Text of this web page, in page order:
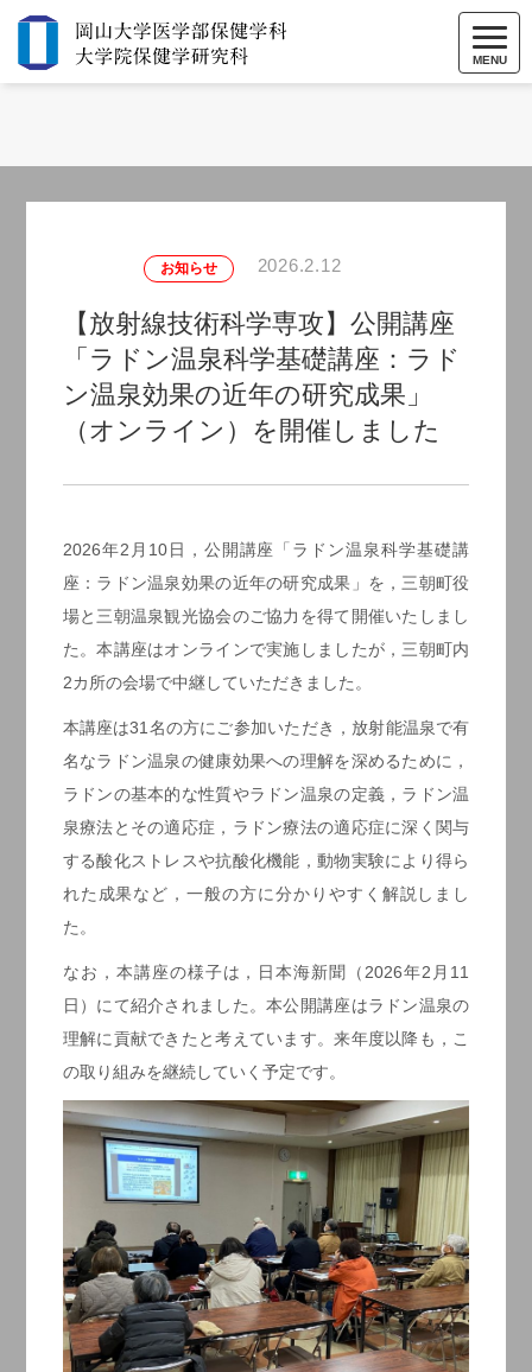
MENU
お知らせ 2026.2.12
【放射線技術科学専攻】公開講座
「ラドン温泉科学基礎講座：ラド
ン温泉効果の近年の研究成果」
（オンライン）を開催しました
2026年2月10日，公開講座「ラドン温泉科学基礎講
座：ラドン温泉効果の近年の研究成果」を，三朝町役
場と三朝温泉観光協会のご協力を得て開催いたしまし
た。本講座はオンラインで実施しましたが，三朝町内
2カ所の会場で中継していただきました。
本講座は31名の方にご参加いただき，放射能温泉で有
名なラドン温泉の健康効果への理解を深めるために，
ラドンの基本的な性質やラドン温泉の定義，ラドン温
泉療法とその適応症，ラドン療法の適応症に深く関与
する酸化ストレスや抗酸化機能，動物実験により得ら
れた成果など，一般の方に分かりやすく解説しまし
た。
なお，本講座の様子は，日本海新聞（2026年2月11
日）にて紹介されました。本公開講座はラドン温泉の
理解に貢献できたと考えています。来年度以降も，こ
の取り組みを継続していく予定です。